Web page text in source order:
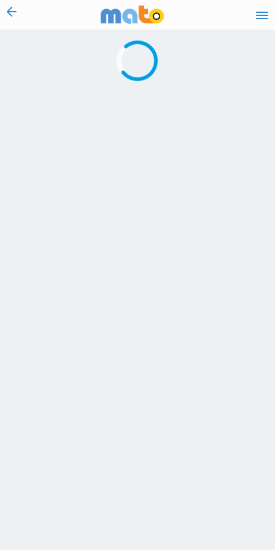
vai al contenuto
Caricamento in corso...